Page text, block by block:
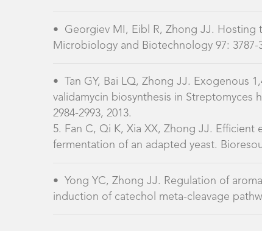
• Georgiev MI, Eibl R, Zhong JJ.
Microbiology and Biotechnology 97: 3787-
•
Tan GY, Bai LQ, Zhong JJ. Exogenous
validamycin biosynthesis in Streptomyces
2984-2993, 2013.
5. Fan C, Qi K, Xia XX, Zhong JJ.
fermentation of an adapted yeast.
• Yong YC, Zhong JJ. Regulation of
induction of catechol meta-cleavage